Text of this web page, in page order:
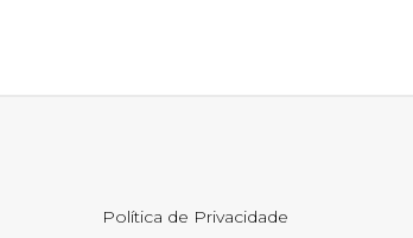
Política de Privacidade